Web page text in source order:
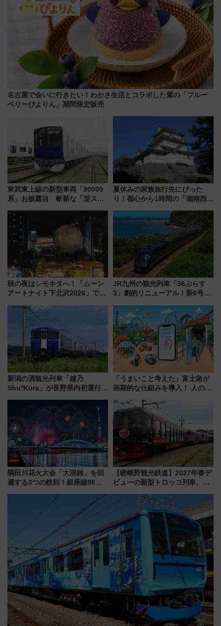
名古屋で会いに行きたい！わかさ生活とコラボした紫の「ブルー
ベリーぴよりん」期間限定販売
東武東上線の新型車両「90000
系」お披露目 斬新な「逆スラ
放的な車内空間に注目、デビュ
ーは9月
夏休みの家族旅行先にぴった
り！都心から1時間の「湘南西エ
島とは異なる魅力を持つ今夏の
注目スポット
秋の夜はシモキタへ！「ムーン
アートナイト下北沢2026」でイ
を満喫しよう
JR九州の観光列車「36ぷらす
3」劇的リニューアル！新6号車
別 “プレミアムランチ”導入･ル
ートや価格など解説
新潟の酒観光列車「越乃
Shu*Kura」が長野県内初運行！
「うまいこと考えた」富士急が
画期的な仕組みを導入！ 人のか
ん」始動
隅田川花火大会「大混雑」を回
避する3つの鉄則！銀座線96本
ツリー駅の規制まとめ 7/25開催
（2026年）
【嵯峨野観光鉄道】2027年春デ
ビューの新型トロッコ列車、い
は2026年で引退